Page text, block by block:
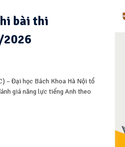
bài thi
– Đại học Bách Khoa Hà Nội tổ
giá năng lực tiếng Anh theo